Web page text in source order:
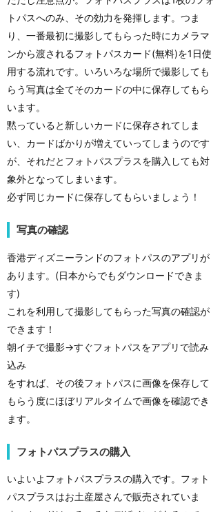
トパスへのみ、その効力を発揮します。つま
り、一番最初に撮影してもらった時にカメラマ
ンから渡されるフォトパスカード(無料)を1日使
用する流れです。いろいろな場所で撮影しても
らう写真は全てそのカードの中に保存してもら
います。
黙っていると新しいカードに保存されてしま
い、カードばかりが増えていってしまうのです
が、それだとフォトパスプラスを購入しても対
象外となってしまいます。
必ず同じカードに保存してもらいましょう！
写真の確認
香港ディズニーランドのフォトパスのアプリが
あります。(日本からでもダウンロードできま
す)
これを利用して撮影してもらった写真の確認が
できます！
朝イチで撮影→すぐフォトパスをアプリで読み
込み
をすれば、その後フォトパスに画像を保存して
もらう度にほぼリアルタイムで画像を確認でき
ます。
フォトパスプラスの購入
いよいよフォトパスプラスの購入です。フォト
パスプラスはお土産屋さんで販売されていま